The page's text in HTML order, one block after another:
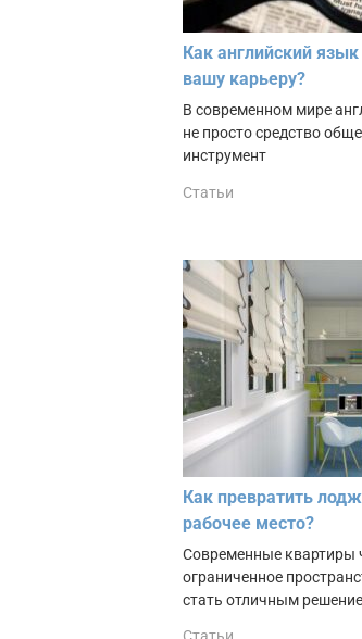
Как английский
вашу карьеру?
В современном мире
не просто средство
инструмент
Статьи
Как превратить
рабочее место?
Современные квартиры
ограниченное
стать отличным